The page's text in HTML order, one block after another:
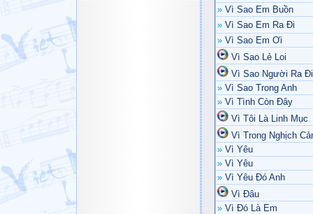
» Vì Sao Em Buồn
» Vì Sao Em Ra Đi
» Vì Sao Em Ơi
Vì Sao Lẻ Loi
Vì Sao Người Ra Đi
» Vì Sao Trong Anh
» Vì Tình Còn Đây
Vì Tôi Là Linh Mục
Vì Trong Nghịch
» Vì Yêu
» Vì Yêu
» Vì Yêu Đó Anh
Vì Đâu
» Vì Đó Là Em